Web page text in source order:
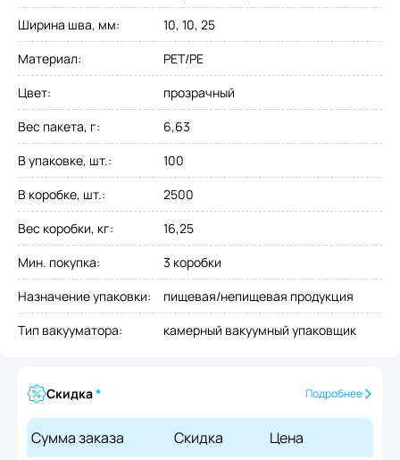
Ширина шва, мм:
10, 10, 25
Материал:
PET/PE
Цвет:
прозрачный
Вес пакета, г:
6,63
В упаковке, шт.:
100
В коробке, шт.:
2500
Вес коробки, кг:
16,25
Мин. покупка:
3 коробки
Назначение упаковки:
пищевая/непищевая продукция
Тип вакууматора: камерный вакуумный упаковщик
Скидка* Подробнее
Сумма заказа Скидка Цена